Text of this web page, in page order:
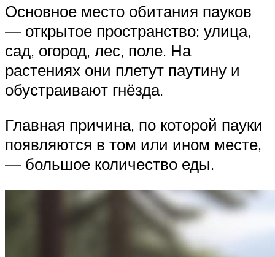
Основное место обитания пауков
— открытое пространство: улица,
сад, огород, лес, поле. На
растениях они плетут паутину и
обустраивают гнёзда.
Главная причина, по которой пауки
появляются в том или ином месте,
— большое количество еды.